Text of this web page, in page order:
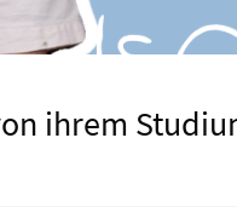
ihrem